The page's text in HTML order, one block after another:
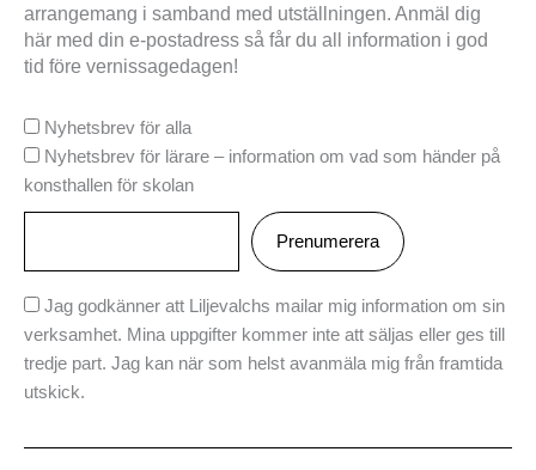
arrangemang i samband med utställningen. Anmäl dig
här med din e-postadress så får du all information i god
tid före vernissagedagen!
Nyhetsbrev för alla
Nyhetsbrev för lärare – information om vad som händer på
konsthallen för skolan
Jag godkänner att Liljevalchs mailar mig information om sin
verksamhet. Mina uppgifter kommer inte att säljas eller ges till
tredje part. Jag kan när som helst avanmäla mig från framtida
utskick.